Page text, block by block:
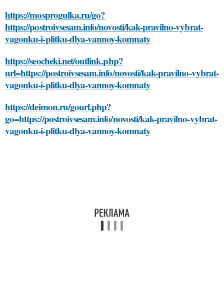
https://mosprogulka.ru/go?
https://postroivsesam.info/novosti/kak-pravilno-vybrat-
vagonku-i-plitku-dlya-vannoy-komnaty
https://seocheki.net/outlink.php?
url=https://postroivsesam.info/novosti/kak-pravilno-vybrat-
vagonku-i-plitku-dlya-vannoy-komnaty
https://deimon.ru/gourl.php?
go=https://postroivsesam.info/novosti/kak-pravilno-vybrat-
vagonku-i-plitku-dlya-vannoy-komnaty